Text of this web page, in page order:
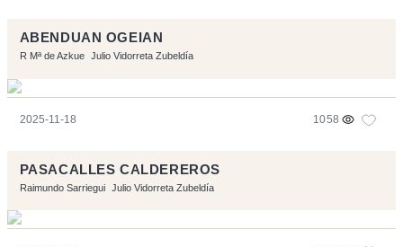
ABENDUAN OGEIAN
R Mª de Azkue Julio Vidorreta Zubeldía
2025-11-18 1058
PASACALLES CALDEREROS
Raimundo Sarriegui Julio Vidorreta Zubeldía